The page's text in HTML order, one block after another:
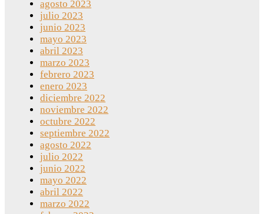
agosto 2023
julio 2023
junio 2023
mayo 2023
abril 2023
marzo 2023
febrero 2023
enero 2023
diciembre 2022
noviembre 2022
octubre 2022
septiembre 2022
agosto 2022
julio 2022
junio 2022
mayo 2022
abril 2022
marzo 2022